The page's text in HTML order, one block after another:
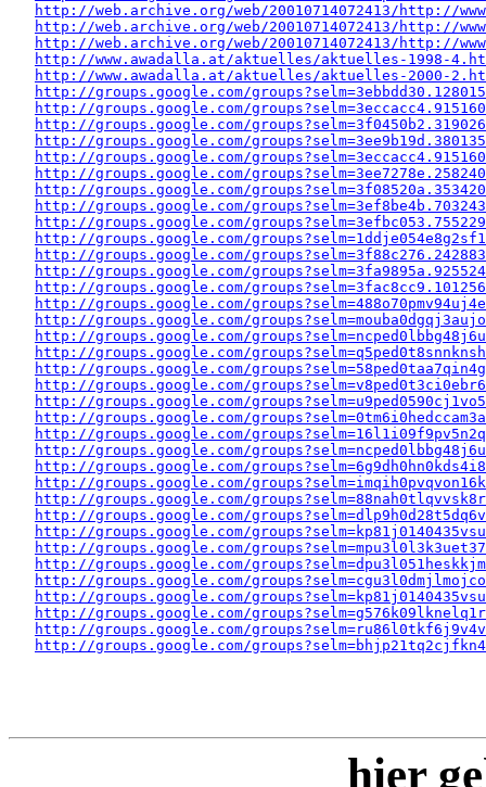
http://web.archive.org/web/20010714072413/http://
http://web.archive.org/web/20010714072413/http://
http://web.archive.org/web/20010714072413/http://
http://www.awadalla.at/aktuelles/aktuelles-1998-
http://www.awadalla.at/aktuelles/aktuelles-2000-
http://groups.google.com/
http://groups.google.com/
http://groups.google.com/
http://groups.google.com/
http://groups.google.com/
http://groups.google.com/
http://groups.google.com/
http://groups.google.com/
http://groups.google.com/
http://groups.google.com/
http://groups.google.com/
http://groups.google.com/
http://groups.google.com/
http://groups.google.com/
http://groups.google.com/
http://groups.google.com/
http://groups.google.com/
http://groups.google.com/
http://groups.google.com/
http://groups.google.com/
http://groups.google.com/
http://groups.google.com/
http://groups.google.com/
http://groups.google.com/
http://groups.google.com/
http://groups.google.com/
http://groups.google.com/
http://groups.google.com/
http://groups.google.com/
http://groups.google.com/
http://groups.google.com/
http://groups.google.com/
http://groups.google.com/
http://groups.google.com/
http://groups.google.com/
hier